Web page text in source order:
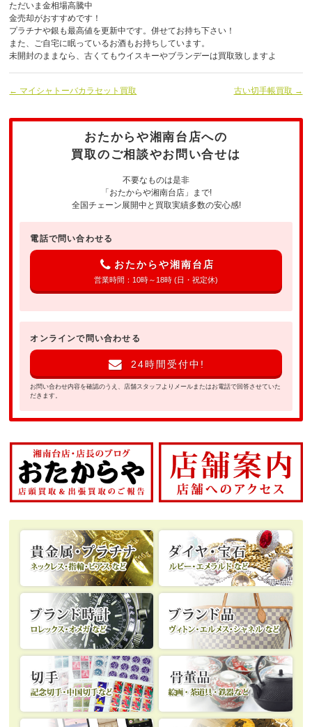
ただいま金相場高騰中
金売却がおすすめです！
プラチナや銀も最高値を更新中です。併せてお持ち下さい！
また、ご自宅に眠っているお酒もお持ちしています。
未開封のままなら、古くてもウイスキーやブランデーは買取致しますよ
← マイシャトーバカラセット買取 古い切手帳買取 →
おたからや湘南台店への
買取のご相談やお問い合せは
不要なものは是非
「おたからや湘南台店」まで!
全国チェーン展開中と買取実績多数の安心感!
電話で問い合わせる
おたからや湘南台店
営業時間：10時～18時 (日・祝定休)
オンラインで問い合わせる
24時間受付中!
お問い合わせ内容を確認のうえ、店舗スタッフよりメールまたはお電話で回答させていた
だきます。